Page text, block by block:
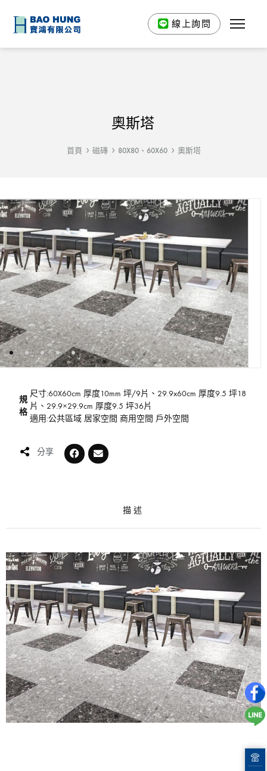
線上詢問
奧斯塔
首頁 磁磚 80X80、60X60 奧斯塔
規
格
尺寸:60X60cm 厚度10mm 坪/9片、29.9x60cm 厚度9.5 坪18
片、29.9×29.9cm 厚度9.5 坪36片
適用:公共區域 居家空間 商用空間 戶外空間
分享
描述